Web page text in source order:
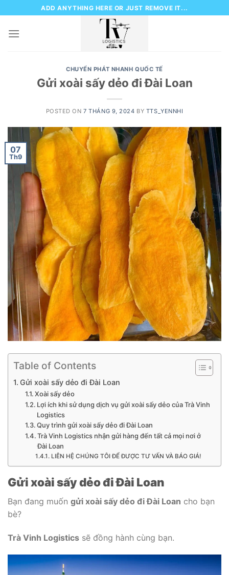
to
content
ADD ANYTHING HERE OR JUST REMOVE IT...
CHUYỂN PHÁT NHANH QUỐC TẾ
Gửi xoài sấy dẻo đi Đài Loan
POSTED ON7 THÁNG 9, 2024 BY TTS_YENNHI
07
Th9
Table of Contents
Gửi xoài sấy dẻo đi Đài Loan
Xoài sấy dẻo
Lợi ích khi sử dụng dịch vụ gửi xoài sấy dẻo của Trà Vinh
Logistics
Quy trình gửi xoài sấy dẻo đi Đài Loan
Trà Vinh Logistics nhận gửi hàng đến tất cả mọi nơi ở
Đài Loan
LIÊN HỆ CHÚNG TÔI ĐỂ ĐƯỢC TƯ VẤN VÀ BÁO GIÁ!
Gửi xoài sấy dẻo đi Đài Loan
Bạn đang muốn gửi xoài sấy dẻo đi Đài Loan cho bạn
bè?
Trà Vinh Logistics sẽ đồng hành cùng bạn.